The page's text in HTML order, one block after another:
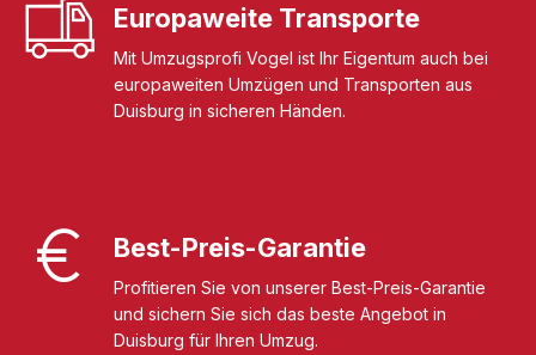
Europaweite Transporte
Mit Umzugsprofi Vogel ist Ihr Eigentum auch bei
europaweiten Umzügen und Transporten aus
Duisburg in sicheren Händen.
Best-Preis-Garantie
Profitieren Sie von unserer Best-Preis-Garantie
und sichern Sie sich das beste Angebot in
Duisburg für Ihren Umzug.